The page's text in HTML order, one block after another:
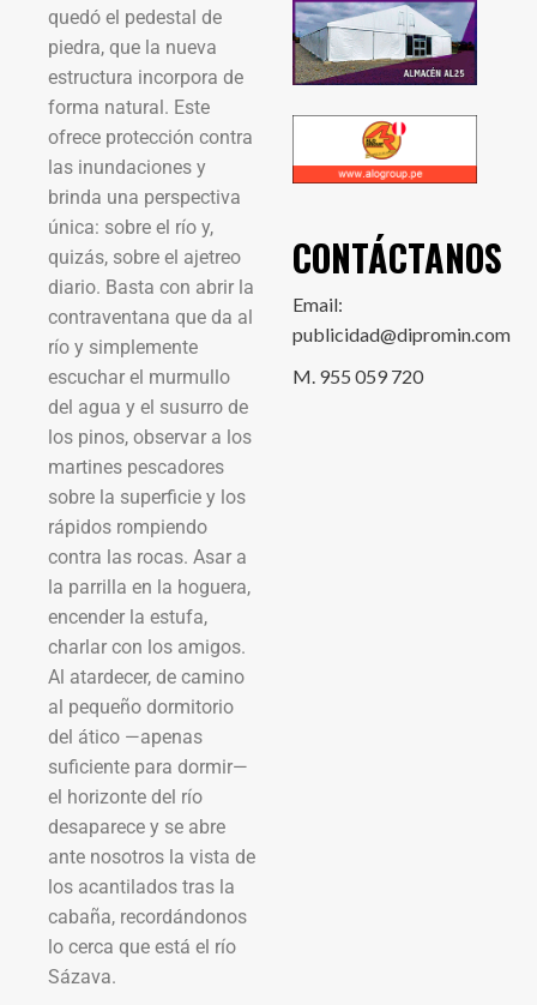
quedó el pedestal de
piedra, que la nueva
estructura incorpora de
forma natural. Este
ofrece protección contra
las inundaciones y
brinda una perspectiva
única: sobre el río y,
quizás, sobre el ajetreo
diario. Basta con abrir la
contraventana que da al
río y simplemente
escuchar el murmullo
del agua y el susurro de
los pinos, observar a los
martines pescadores
sobre la superficie y los
rápidos rompiendo
contra las rocas. Asar a
la parrilla en la hoguera,
encender la estufa,
charlar con los amigos.
Al atardecer, de camino
al pequeño dormitorio
del ático —apenas
suficiente para dormir—
el horizonte del río
desaparece y se abre
ante nosotros la vista de
los acantilados tras la
cabaña, recordándonos
lo cerca que está el río
Sázava.
CONTÁCTANOS
Email:
publicidad@dipromin.com
M. 955 059 720